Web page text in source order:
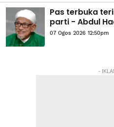
Pas terbuka
parti - Abdul
07 Ogos 2026 12:50pm
-